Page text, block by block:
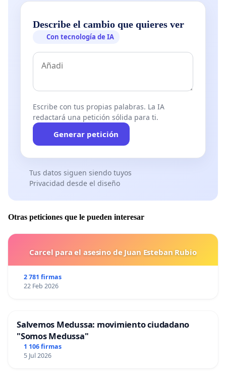
Describe el cambio que quieres ver
Con tecnología de IA
Escribe con tus propias palabras. La IA
redactará una petición sólida para ti.
Generar petición
Tus datos siguen siendo tuyos
Privacidad desde el diseño
Otras peticiones que le pueden interesar
Carcel para el asesino de Juan Esteban Rubio
2 781 firmas
22 Feb 2026
Salvemos Medussa: movimiento ciudadano
"Somos Medussa"
1 106 firmas
5 Jul 2026